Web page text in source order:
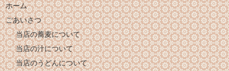
ホーム
ごあいさつ
当店の蕎麦について
当店の汁について
当店のうどんについて